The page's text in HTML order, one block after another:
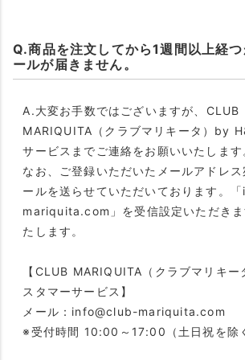
Q.商品を注文してから1週間以上経
ールが届きません。
A.大変お手数ではございますが、CLUB
MARIQUITA（クラブマリキータ）by
サービスまでご連絡をお願いいたします
なお、ご登録いただいたメールアドレス
ールを送らせていただいております。
mariquita.com」を受信設定いただきま
たします。
【CLUB MARIQUITA（クラブマリキ
スタマーサービス】
メール：info@club-mariquita.com
※受付時間 10:00～17:00（土日祝を除